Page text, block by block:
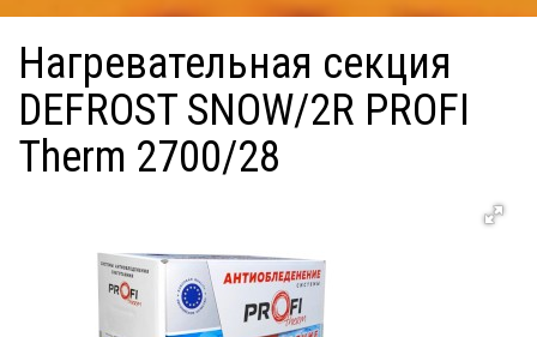
Нагревательная секция
DEFROST SNOW/2R PROFI
Therm 2700/28